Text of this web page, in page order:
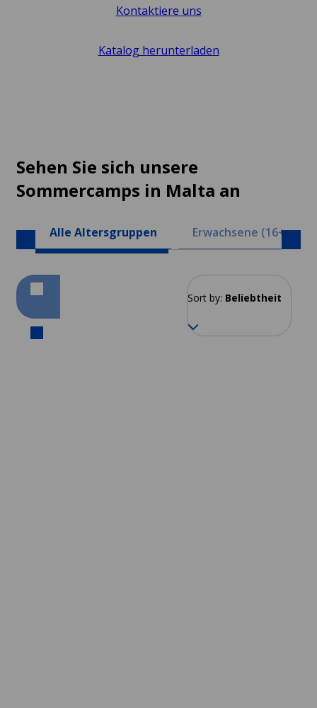
Kontaktiere uns
Katalog herunterladen
Sehen Sie sich unsere
Sommercamps in Malta an
Alle Altersgruppen Erwachsene (16+)
Sort by: Beliebtheit